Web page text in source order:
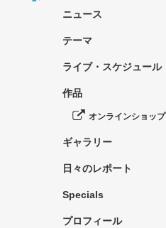
ニュース
テーマ
ライブ・スケジュール
作品
オンラインショップ
ギャラリー
日々のレポート
Specials
プロフィール